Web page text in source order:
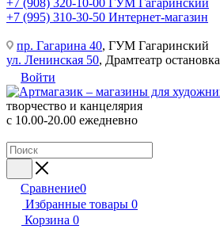
+7 (908) 320-10-00 ГУМ Гагаринский
+7 (995) 310-30-50 Интернет-магазин
пр. Гагарина 40, ГУМ Гагаринский
ул. Ленинская 50, Драмтеатр остановка
Войти
творчество и канцелярия
с 10.00-20.00 ежедневно
Сравнение0
Избранные товары 0
Корзина 0